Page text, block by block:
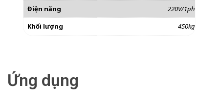
Điện năng
220V/1ph
Khối lượng
450kg
Ứng dụng